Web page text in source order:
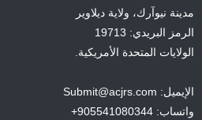
مدينة نيوآرك، ولاية ديلاوير
الرمز البريدي: 19713
الولايات المتحدة الأمريكية.
الإيميل: Submit@acjrs.com
واتساب: 905541080344+